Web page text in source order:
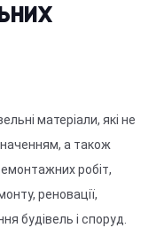
матеріали, які не
а також
робіт,
реновації,
будівель і споруд.